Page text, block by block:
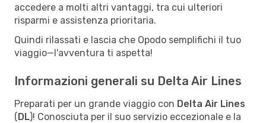
accedere a molti altri vantaggi, tra cui ulteriori
risparmi e assistenza prioritaria.
Quindi rilassati e lascia che Opodo semplifichi il tuo
viaggio—l'avventura ti aspetta!
Informazioni generali su Delta Air Lines
Preparati per un grande viaggio con Delta Air Lines
(DL)! Conosciuta per il suo servizio eccezionale e la